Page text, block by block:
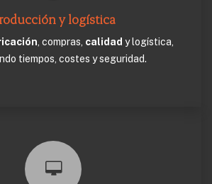
y logística
, compras, calidad y logística,
tiempos, costes y seguridad.